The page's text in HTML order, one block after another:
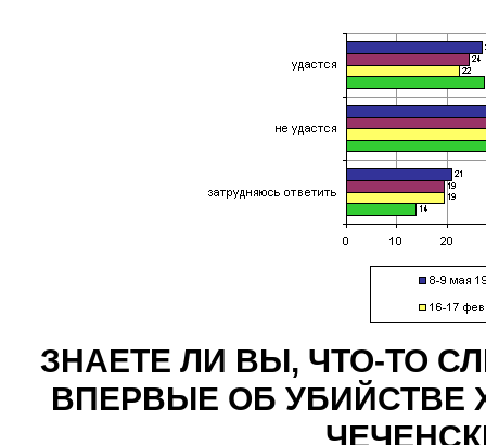
ЗНАЕТЕ ЛИ ВЫ, ЧТО-ТО
ВПЕРВЫЕ ОБ УБИЙСТВЕ